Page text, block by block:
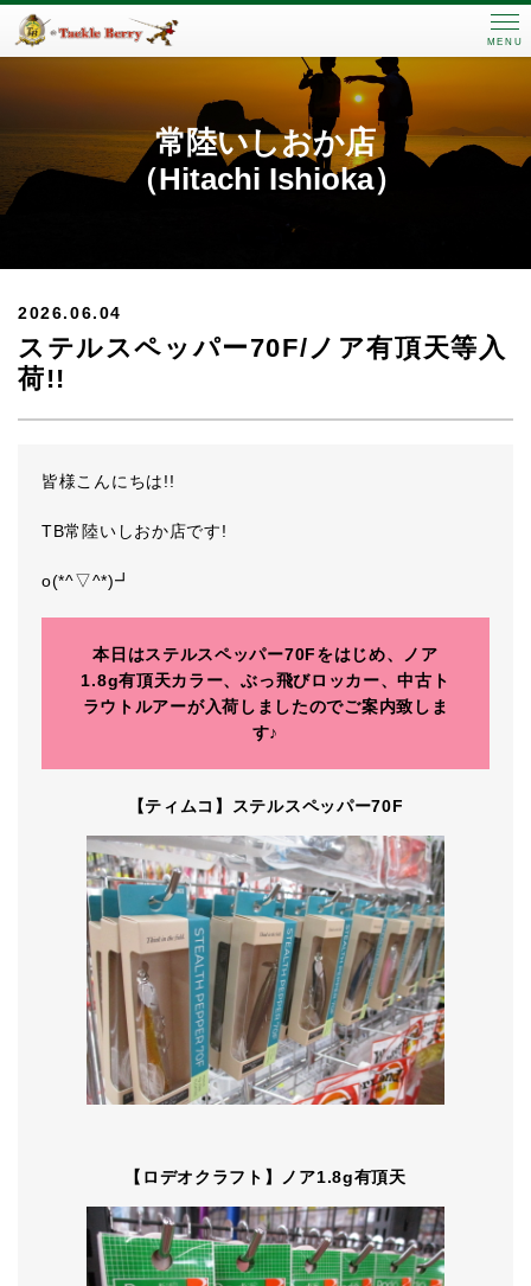
MENU
常陸いしおか店
（Hitachi Ishioka）
2026.06.04
ステルスペッパー70F/ノア有頂天等入
荷!!
皆様こんにちは!!
TB常陸いしおか店です!
o(*^▽^*)┛
本日はステルスペッパー70Fをはじめ、ノア
1.8g有頂天カラー、ぶっ飛びロッカー、中古ト
ラウトルアーが入荷しましたのでご案内致しま
す♪
【ティムコ】ステルスペッパー70F
【ロデオクラフト】ノア1.8g有頂天